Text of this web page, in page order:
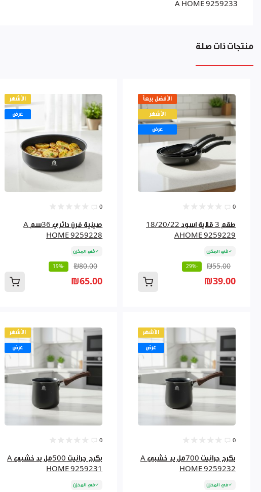
A HOME 9259233
منتجات ذات صلة
الأفضل بيعاً
الأشهر
عرض
0
طقم 3 قلاية اسود 18/20/22
AHOME 9259229
في المخزن
₪55.00
-29%
₪39.00
الأشهر
عرض
0
صينية فرن دائري 36سم A
HOME 9259228
في المخزن
₪80.00
-19%
₪65.00
الأشهر
عرض
0
بكرج جرانيت 700مل يد خشبي A
HOME 9259232
في المخزن
الأشهر
عرض
0
بكرج جرانيت 500مل يد خشبي A
HOME 9259231
في المخزن